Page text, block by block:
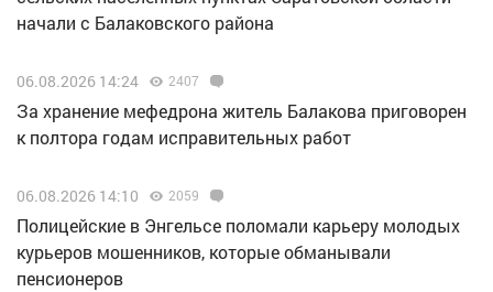
начали с Балаковского района
06.08.2026 14:24 2407
За хранение мефедрона житель Балакова приговорен
к полтора годам исправительных работ
06.08.2026 14:10 2059
Полицейские в Энгельсе поломали карьеру молодых
курьеров мошенников, которые обманывали
пенсионеров